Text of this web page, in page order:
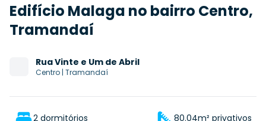
Edifício Malaga no bairro Centro,
Tramandaí
RuaVinte e Um de Abril
Centro | Tramandaí
2 dormitórios 80.04m² privativos